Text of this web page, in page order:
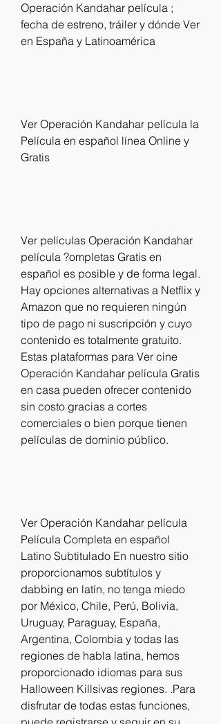
Operación Kandahar película ;
fecha de estreno, tráiler y dónde Ver
en España y Latinoamérica
Ver Operación Kandahar película la
Película en español línea Online y
Gratis
Ver películas Operación Kandahar
película ?ompletas Gratis en
español es posible y de forma legal.
Hay opciones alternativas a Netflix y
Amazon que no requieren ningún
tipo de pago ni suscripción y cuyo
contenido es totalmente gratuito.
Estas plataformas para Ver cine
Operación Kandahar película Gratis
en casa pueden ofrecer contenido
sin costo gracias a cortes
comerciales o bien porque tienen
películas de dominio público.
Ver Operación Kandahar película
Película Completa en español
Latino Subtitulado En nuestro sitio
proporcionamos subtítulos y
dabbing en latín, no tenga miedo
por México, Chile, Perú, Bolivia,
Uruguay, Paraguay, España,
Argentina, Colombia y todas las
regiones de habla latina, hemos
proporcionado idiomas para sus
Halloween Killsivas regiones. .Para
disfrutar de todas estas funciones,